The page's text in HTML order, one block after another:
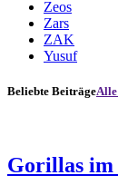
Zeos
Zars
ZAK
Yusuf
Beliebte BeiträgeAlle
Gorillas